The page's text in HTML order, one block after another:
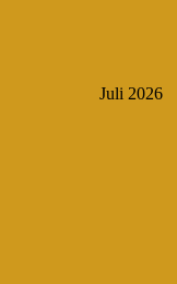
Juli 2026